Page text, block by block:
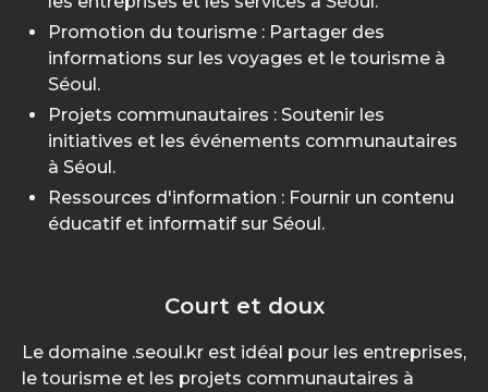
Promotion du tourisme : Partager des
informations sur les voyages et le tourisme à
Séoul.
Projets communautaires : Soutenir les
initiatives et les événements communautaires
à Séoul.
Ressources d'information : Fournir un contenu
éducatif et informatif sur Séoul.
Court et doux
Le domaine .seoul.kr est idéal pour les entreprises,
le tourisme et les projets communautaires à